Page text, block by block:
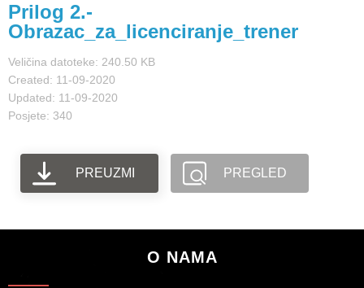
Prilog 2.-
Obrazac_za_licenciranje_trener
Veličina datoteke: 240.50 KB
Created: 11-09-2020
Updated: 11-09-2020
Posjete: 340
PREUZMI PREGLED
O NAMA